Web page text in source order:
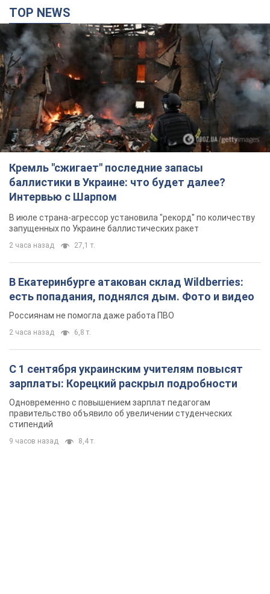
TOP NEWS
Кремль "сжигает" последние запасы
баллистики в Украине: что будет далее?
Интервью с Шарпом
В июле страна-агрессор установила "рекорд" по количеству
запущенных по Украине баллистических ракет
2 часа назад 27,1 т.
В Екатеринбурге атакован склад Wildberries:
есть попадания, поднялся дым. Фото и видео
Россиянам не помогла даже работа ПВО
2 часа назад 6,8 т.
С 1 сентября украинским учителям повысят
зарплаты: Корецкий раскрыл подробности
Одновременно с повышением зарплат педагогам
правительство объявило об увеличении студенческих
стипендий
9 часов назад 8,4 т.